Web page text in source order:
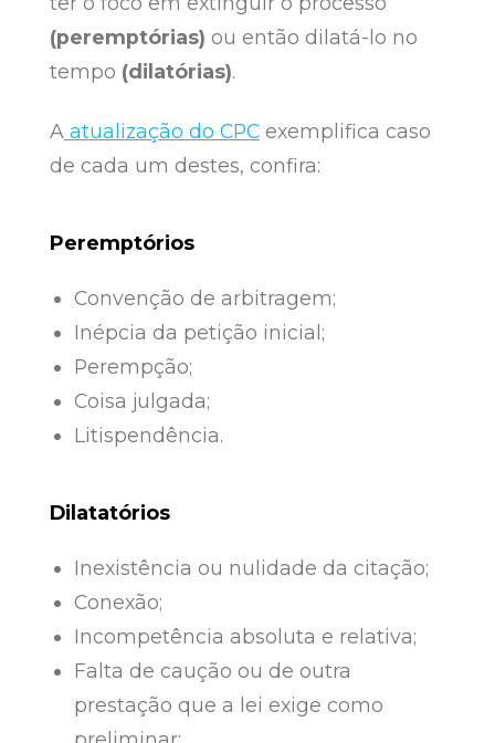
(peremptórias) ou então dilatá-lo no
tempo (dilatórias).
A atualização do CPCexemplifica caso
de cada um destes, confira:
Peremptórios
Convenção de arbitragem;
Inépcia da petição inicial;
Perempção;
Coisa julgada;
Litispendência.
Dilatatórios
Inexistência ou nulidade da citação;
Conexão;
Incompetência absoluta e relativa;
Falta de caução ou de outra
prestação que a lei exige como